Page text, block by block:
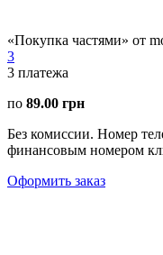
«Покупка частями» от
3
3 платежа
по 89.00 грн
Без комиссии. Номер
финансовым номером
Оформить заказ